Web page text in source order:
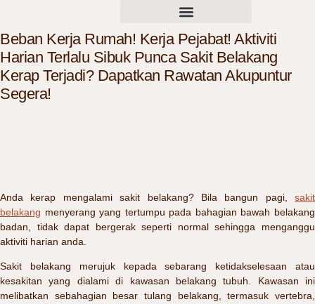
Beban Kerja Rumah! Kerja Pejabat! Aktiviti
Harian Terlalu Sibuk Punca Sakit Belakang
Kerap Terjadi? Dapatkan Rawatan Akupuntur
Segera!
Anda kerap mengalami sakit belakang? Bila bangun pagi, sakit
belakang menyerang yang tertumpu pada bahagian bawah belakang
badan, tidak dapat bergerak seperti normal sehingga menganggu
aktiviti harian anda.
Sakit belakang merujuk kepada sebarang ketidakselesaan atau
kesakitan yang dialami di kawasan belakang tubuh. Kawasan ini
melibatkan sebahagian besar tulang belakang, termasuk vertebra,